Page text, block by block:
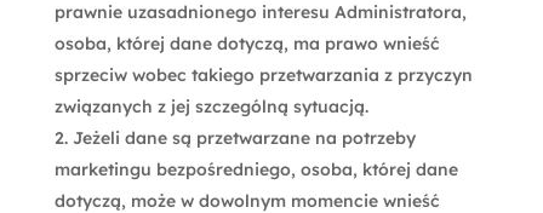
prawnie uzasadnionego interesu Administratora,
osoba, której dane dotyczą, ma prawo wnieść
sprzeciw wobec takiego przetwarzania z przyczyn
związanych z jej szczególną sytuacją.
Jeżeli dane są przetwarzane na potrzeby
marketingu bezpośredniego, osoba, której dane
dotyczą, może w dowolnym momencie wnieść